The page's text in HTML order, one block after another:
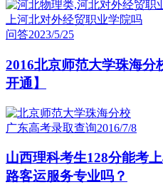
问答2023/5/25
2016北京师范大学珠海分
开通】
广东高考录取查询2016/7/8
山西理科考生128分能考
路客运服务专业吗？